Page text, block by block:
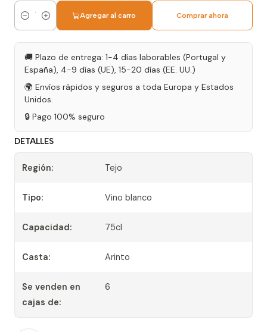
Cantidad
Agregar al carro Comprar ahora
🚚 Plazo de entrega: 1-4 días laborables (Portugal y
España), 4-9 días (UE), 15-20 días (EE. UU.)
🌍 Envíos rápidos y seguros a toda Europa y Estados
Unidos.
🔒 Pago 100% seguro
DETALLES
Región: Tejo
Tipo: Vino blanco
Capacidad: 75cl
Casta: Arinto
Se venden en
cajas de:
6